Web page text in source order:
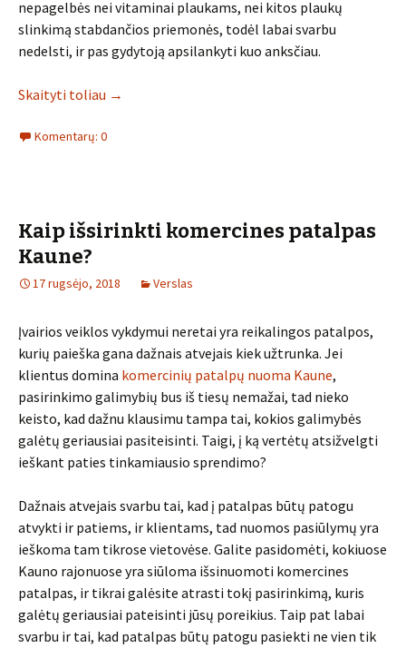
nepagelbės nei vitaminai plaukams, nei kitos plaukų
slinkimą stabdančios priemonės, todėl labai svarbu
nedelsti, ir pas gydytoją apsilankyti kuo anksčiau.
Skaityti toliau →
Komentarų: 0
Kaip išsirinkti komercines patalpas
Kaune?
17 rugsėjo, 2018 Verslas
Įvairios veiklos vykdymui neretai yra reikalingos patalpos,
kurių paieška gana dažnais atvejais kiek užtrunka. Jei
klientus domina komercinių patalpų nuoma Kaune,
pasirinkimo galimybių bus iš tiesų nemažai, tad nieko
keisto, kad dažnu klausimu tampa tai, kokios galimybės
galėtų geriausiai pasiteisinti. Taigi, į ką vertėtų atsižvelgti
ieškant paties tinkamiausio sprendimo?
Dažnais atvejais svarbu tai, kad į patalpas būtų patogu
atvykti ir patiems, ir klientams, tad nuomos pasiūlymų yra
ieškoma tam tikrose vietovėse. Galite pasidomėti, kokiuose
Kauno rajonuose yra siūloma išsinuomoti komercines
patalpas, ir tikrai galėsite atrasti tokį pasirinkimą, kuris
galėtų geriausiai pateisinti jūsų poreikius. Taip pat labai
svarbu ir tai, kad patalpas būtų patogu pasiekti ne vien tik